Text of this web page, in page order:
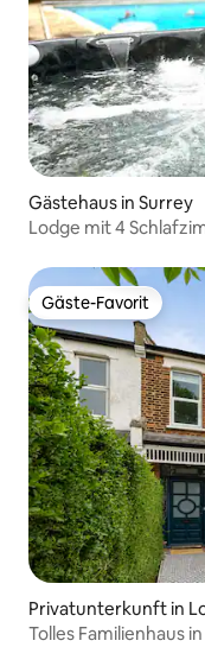
Gästehaus in Surrey
Lodge mit 4
Gäste-Favorit
Gäste-Favorit
Privatunterkunft in
Tolles Familienhaus